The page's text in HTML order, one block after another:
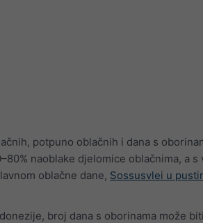
potpuno oblačnih i dana s
naoblake djelomice oblačnima, a s
oblačne dane, Sossusvlei u
broj dana s oborinama može biti